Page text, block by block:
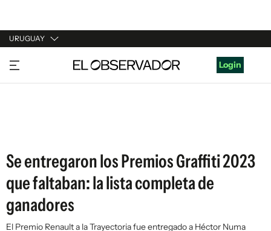
URUGUAY
URUGUAY
ARGENTINA
Login
Se entregaron los Premios Graffiti 2023
que faltaban: la lista completa de
ganadores
El Premio Renault a la Trayectoria fue entregado a Héctor Numa